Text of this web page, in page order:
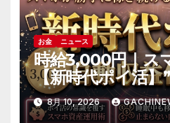
お金 ニュース
時給3,000円｜ス
【新時代ポイ活
ホ資産の運用”へ
組み化の全手順
8月 10, 2026